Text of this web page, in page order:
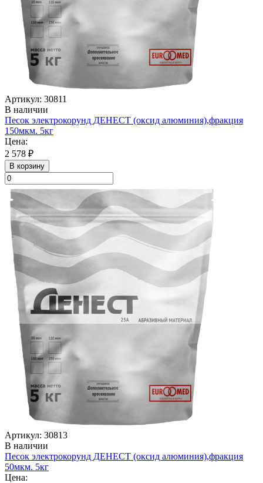
Артикул: 30811
В наличии
Песок электрокорунд ДЕНЕСТ (оксид алюминия),фракция
150мкм. 5кг
Цена:
2 578 ₽
В корзину
Артикул: 30813
В наличии
Песок электрокорунд ДЕНЕСТ (оксид алюминия),фракция
50мкм. 5кг
Цена: